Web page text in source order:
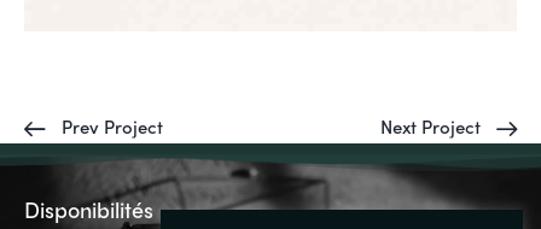
Prev Project Next Project
Disponibilités